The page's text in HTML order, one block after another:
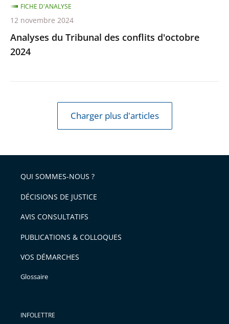
Analyses du Tribunal des conflits d'octobre
2024
FICHE D'ANALYSE
12 novembre 2024
Charger plus d'articles
QUI SOMMES-NOUS ?
DÉCISIONS DE JUSTICE
AVIS CONSULTATIFS
PUBLICATIONS & COLLOQUES
VOS DÉMARCHES
Glossaire
INFOLETTRE